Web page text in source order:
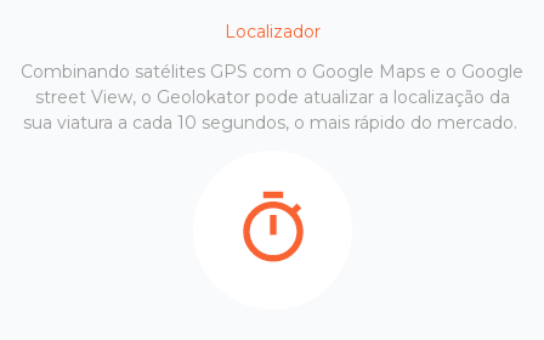
Localizador
Combinando satélites GPS com o Google Maps e o Google
street View, o Geolokator pode atualizar a localização da
sua viatura a cada 10 segundos, o mais rápido do mercado.